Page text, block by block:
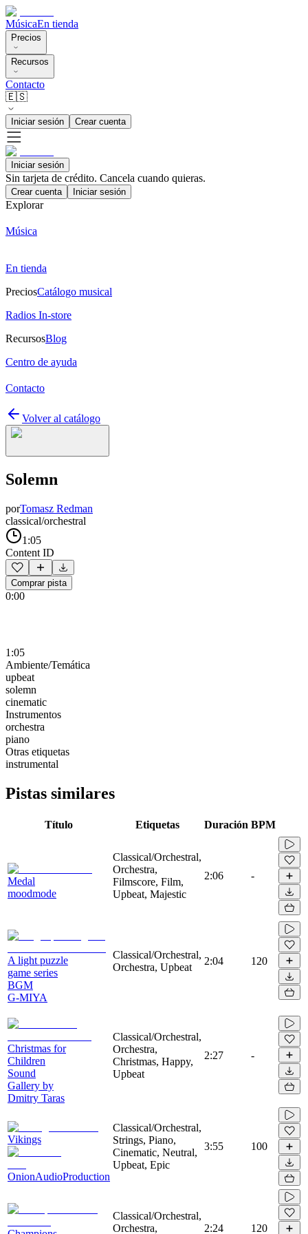
MúsicaEn tienda
Precios
Recursos
Contacto
🇪🇸
Iniciar sesión Crear cuenta
Iniciar sesión
Sin tarjeta de crédito. Cancela cuando quieras.
Crear cuenta Iniciar sesión
Explorar
Música
En tienda
PreciosCatálogo musical
Radios In-store
RecursosBlog
Centro de ayuda
Contacto
Volver al catálogo
Solemn
porTomasz Redman
classical/orchestral
1:05
Content ID
Comprar pista
0:00
1:05
Ambiente/Temática
upbeat
solemn
cinematic
Instrumentos
orchestra
piano
Otras etiquetas
instrumental
Pistas similares
Título Etiquetas Duración BPM
Medal
moodmode
Classical/Orchestral,
Orchestra,
Filmscore, Film,
Upbeat, Majestic
2:06 -
A light puzzle
game series
BGM
G-MIYA
Classical/Orchestral,
Orchestra, Upbeat
2:04 120
Christmas for
Children
Sound
Gallery by
Dmitry Taras
Classical/Orchestral,
Orchestra,
Christmas, Happy,
Upbeat
2:27 -
Vikings
OnionAudioProduction
Classical/Orchestral,
Strings, Piano,
Cinematic, Neutral,
Upbeat, Epic
3:55 100
Classical/Orchestral,
Orchestra,
2:24 120